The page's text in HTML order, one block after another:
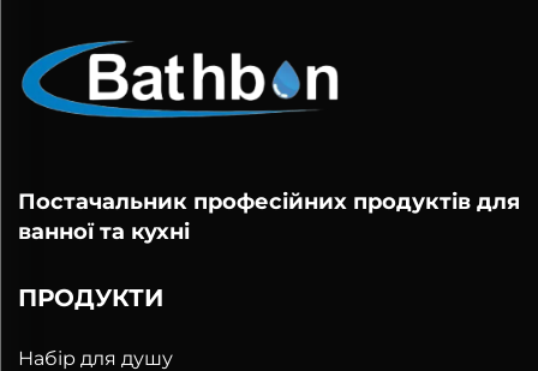
Постачальник професійних продуктів для
ванної та кухні
ПРОДУКТИ
Набір для душу